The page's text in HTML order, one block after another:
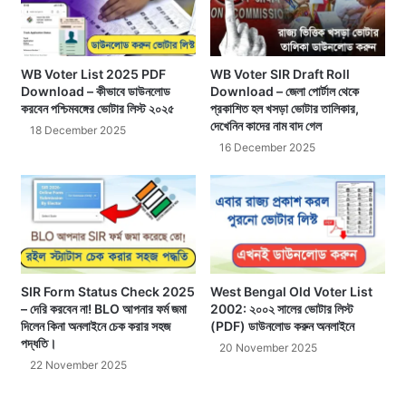
WB Voter List 2025 PDF
Download – কীভাবে ডাউনলোড
করবেন পশ্চিমবঙ্গের ভোটার লিস্ট ২০২৫
18 December 2025
WB Voter SIR Draft Roll
Download – জেলা পোর্টাল থেকে
প্রকাশিত হল খসড়া ভোটার তালিকার,
দেখেনিন কাদের নাম বাদ গেল
16 December 2025
SIR Form Status Check 2025
– দেরি করবেন না! BLO আপনার ফর্ম জমা
দিলেন কিনা অনলাইনে চেক করার সহজ
পদ্ধতি।
22 November 2025
West Bengal Old Voter List
2002: ২০০২ সালের ভোটার লিস্ট
(PDF) ডাউনলোড করুন অনলাইনে
20 November 2025